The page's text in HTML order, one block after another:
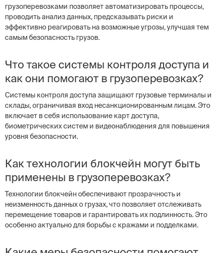
грузоперевозками позволяет автоматизировать процессы,
проводить анализ данных, предсказывать риски и
эффективно реагировать на возможные угрозы, улучшая тем
самым безопасность грузов.
Что такое системы контроля доступа и
как они помогают в грузоперевозках?
Системы контроля доступа защищают грузовые терминалы и
склады, ограничивая вход несанкционированным лицам. Это
включает в себя использование карт доступа,
биометрических систем и видеонаблюдения для повышения
уровня безопасности.
Как технологии блокчейн могут быть
применены в грузоперевозках?
Технологии блокчейн обеспечивают прозрачность и
неизменность данных о грузах, что позволяет отслеживать
перемещение товаров и гарантировать их подлинность. Это
особенно актуально для борьбы с кражами и подделками.